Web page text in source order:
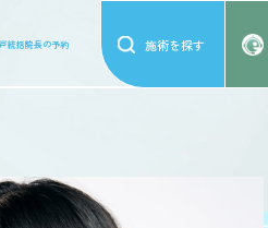
統括院長の予約 施術を探す